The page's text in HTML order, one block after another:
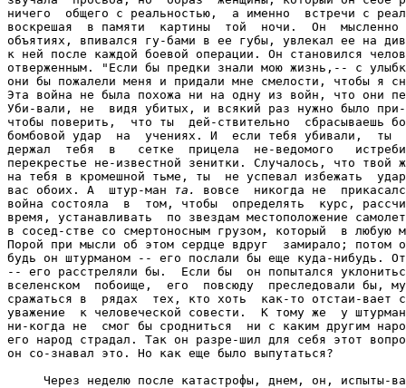
та. вовсе  никогда не  прикасался к  оружию. Для него
война состояла  в  том, чтобы  определять  курс, рассчи-тывать  расстояния и
время, устанавливать  по звездам местоположение самолета -- и делать все это
в сосед-стве со смертоносным грузом, который  в любую минуту мог взорваться.
Порой при мысли об этом сердце вдруг  замирало; потом он пожимал плечами. Не
будь он штурманом -- его послали бы еще куда-нибудь. Отка-жись  он сражаться
-- его расстреляли бы.  Если бы  он попытался уклониться  от участия  в этом
вселенском  побоище,  его  повсюду  преследовали бы, мучили.  Лучше  все  же
сражаться в  рядах  тех, кто хоть  как-то отстаи-вает свободу, провозглашает
уважение  к человеческой совести.  К тому же  у штурмана  не было выбора. Он
ни-когда не  смог бы сродниться  ни с каким другим наро-дом, кроме своего, а
его народ страдал. Так он разре-шил для себя этот вопрос. Не лучшим образом,
он со-знавал это. Но как еще было выпутаться?

     Через неделю после катастрофы, днем, он, испыты-вая  некоторую тревогу,
нажал кнопку звонка  в доме  27 по  Вэндон-Эли.  Дверь открыла незнакомка, и
лицо ее осветилось внезапной радостью.
     -- Почему вы так долго не приходили?
     -- Боялся вас побеспокоить.  И еще он спрашивал себя, какое чувство она
испы-тывала к нему и хотела ли его повидать.
     -- Я уже тревожилась. Думала, может, вы забо-лели. Входите.
     Он боялся, что у нее в гостях кто-нибудь из друзей или соседей. В таких
случаях  на лице  у  него появля-лось смущенное и  в  то  же время  сердитое
выражение,  и  нетрудно  было  догадаться,  что   он   не   очень-то   умеет
приноравливаться  к неловким  ситуациям.  Но  незна-комка  была одна,  и  он
вздохнул с облегчением.
     -- Я приготовлю вам чаю, хорошо?
     Он  кивнул.  И  на  этот  раз  ритуал чаепития призван  был помочь  ему
держаться непринужденней. Оставшись один в гостиной, воспоминание о  которой
стало  на-столько нереальным,  что  ему  нелегко было связать  его  со  всем
происшедшим,  он  уселся  в  кожаное   кресло  ря-дом  с  красной  кушеткой.
Застекленные двери  с раздви-нутыми  портьерами  выходили  прямо в  сад, уже
опусто-шенный осенней непогодой; последние  цветы жались у красных кирпичных
стен, за которыми тянулись поля и рощи. Наверное, intelligence-officer часто
сиживал  в  этом  кресле,  покуривая  трубку,  пока  жена готовила  чай,  и,
отрываясь от "Таймса", блуждал взглядом по окрестным полям и небу. Теперь он
находился где-то на авиабазе в Суссексе, изучал там материалы по объ-ектам и
вчитывался в рапорты экипажей, нисколько не подозревая, что какой-то штурман
сидит в его  люби-мом  кожаном кресле только потому, что после  столкновения
двух  бомбардировщиков  он  упал  почти  на   кры-шу  его  дома.  "Вот  они,
превратности   войны",--   улы-баясь,   подумал  штурман,  когда  незнакомка
поставила перед ним на столик поднос.
     -- Я мог бы позвонить,-- сказал он,-- но не знал, как вас зовут.
     -- Ах да, действительно. Я должна была назвать свое имя.
     -- Я сам должен был спросить у  вас. Но все про-изошло так неожиданно в
ту ночь,
     -- Правда?
     Некоторое  время она  молча намазывала тосты  мас-лом,  потом ничего не
выражающим голосом спросила:
     -- Как вы себя чувствуете?
     -- Хорошо.
     -- Вы уже пришли в себя?
     --  Если  вы имеете в  виду катастрофу  и  прыжок  с парашютом,  тогда,
да,--ответил он.--Об остальном не могу этого сказать.
     -- Об остальном? О! -- воскликнула она с удивле-нием.--Мне кажется, для
вас это так привычно.
     "Мы  из  этого не выпутаемся,-- сказал  он  себе.-- Нужно будет  все ей
объяснять. Это слишком трудно".
     -- Попросту говоря о необходимости жить дальше, если угодно,--  добавил
он устало .
     Он смотрел на нее, пока она разливала чай, почти не узнавая, и старался
снова  почувствовать  то,  что так  взволновало его  на прошлой  неделе,  но
очарование ис-чезло:  очарование ночи  и  только что разбуженной не-знакомой
женщины в зеленом халатике, который так  и  хотелось  распахнуть. Сколько ей
может быть лет? Года двадцать четыре,  наверное. Коротко остриженные  темные
волосы  придавали  ее  лицу  что-то детское,  а свет голубых  глаз  делал ее
похожей на рубенсовский порт-рет, висевший слева от камина, напротив красной
плю-шевой кушетки.
     -- Я много думал о вас,-- сказал штурман.
     -- Правда?
     --Все  это было  так  необычно...  Он  снова  представил  себе  молодую
женщину, со-всем одну в доме, когда он позвонил,
     -- Могу я теперь узнать, как вас зовут? -- спросил он, помолчав.
     -- Конечно. Розика. А вас?
     -- Рипо. Вы помните? Я назвал себя, когда гово-рил с базой по телефону.
     -- Я имею в виду имя.
     -- О!  -- сказал он.-- Никто никогда не зовет  меня по имени. Оно очень
заурядное, и я его не выношу. Альфред.
     Англичанке  это  .ничего  не  объясняло. Имя было  не  хуже  других,  и
женщина, конечно, не могла понять,  почему его можно ненавидеть. Если бы она
стала на-зывать  штурмана  Альфредом  --  ведь в Англии обраще-ние  по имени
имеет  не совсем  то же  значение, что во Франции,-- он почувствовал бы себя
неловко,  а может, это просто  его рассмешило бы.  В своей стране он все-гда
просил женщин называть его как-нибудь иначе, но здесь все было по-другому.
     Женщина  спросила,  приступил  ли он  снова  к  бое-вым  операциям.  Он
объяснил,  что  числится  теперь в  ре-зерве  и  будет  снова  летать, когда
какой-нибудь штур-ман выйдет из строя.
     --  Покамест мне хорошо и так. Я не тороплюсь. Но продолжать  придется.
От всего остального меня ни-кто не освободит.
     Женщина  опять